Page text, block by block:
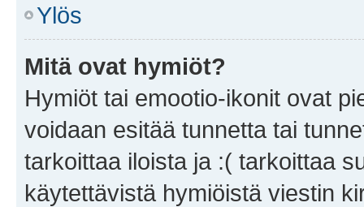
Ylös
Mitä ovat hymiöt?
Hymiöt tai emootio-ikonit ovat
voidaan esitää tunnetta tai
tarkoittaa iloista ja :( tarkoittaa
käytettävistä hymiöistä viestin